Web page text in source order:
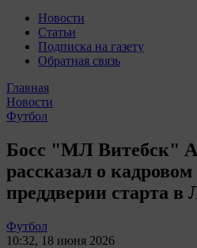
Новости
Статьи
Подписка на газету
Обратная связь
Главная
Новости
Футбол
Босс "МЛ Витебск"
рассказал о
преддверии старта в
Футбол
10:32, 18 июня 2026